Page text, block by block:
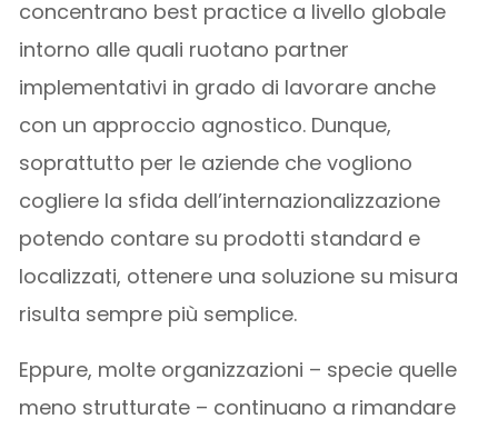
concentrano best practice a livello globale
intorno alle quali ruotano partner
implementativi in grado di lavorare anche
con un approccio agnostico. Dunque,
soprattutto per le aziende che vogliono
cogliere la sfida dell’internazionalizzazione
potendo contare su prodotti standard e
localizzati, ottenere una soluzione su misura
risulta sempre più semplice.
Eppure, molte organizzazioni – specie quelle
meno strutturate – continuano a rimandare